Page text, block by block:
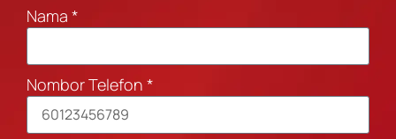
Nama
Nombor Telefon